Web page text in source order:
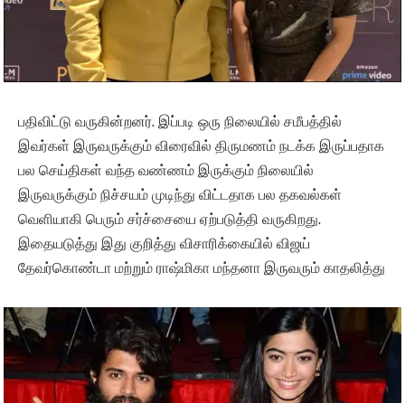
பதிவிட்டு வருகின்றனர். இப்படி ஒரு நிலையில் சமீபத்தில்
இவர்கள் இருவருக்கும் விரைவில் திருமணம் நடக்க இருப்பதாக
பல செய்திகள் வந்த வண்ணம் இருக்கும் நிலையில்
இருவருக்கும் நிச்சயம் முடிந்து விட்டதாக பல தகவல்கள்
வெளியாகி பெரும் சர்ச்சையை ஏற்படுத்தி வருகிறது.
இதையடுத்து இது குறித்து விசாரிக்கையில் விஜய்
தேவர்கொண்டா மற்றும் ராஷ்மிகா மந்தனா இருவரும் காதலித்து